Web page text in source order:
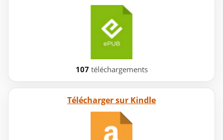
107 téléchargements
Télécharger sur Kindle